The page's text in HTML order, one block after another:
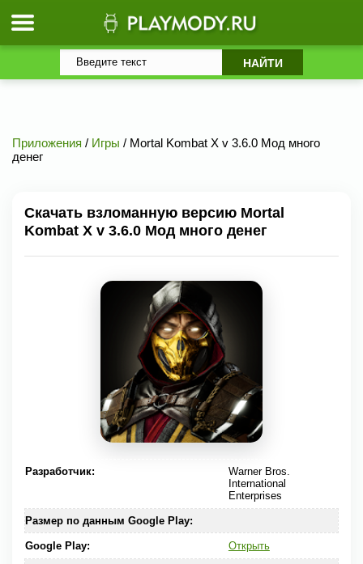
Приложения / Игры / Mortal Kombat X v 3.6.0 Мод много
денег
Скачать взломанную версию Mortal
Kombat X v 3.6.0 Мод много денег
Разработчик:
Warner Bros.
International
Enterprises
Размер по данным Google Play:
Google Play: Открыть